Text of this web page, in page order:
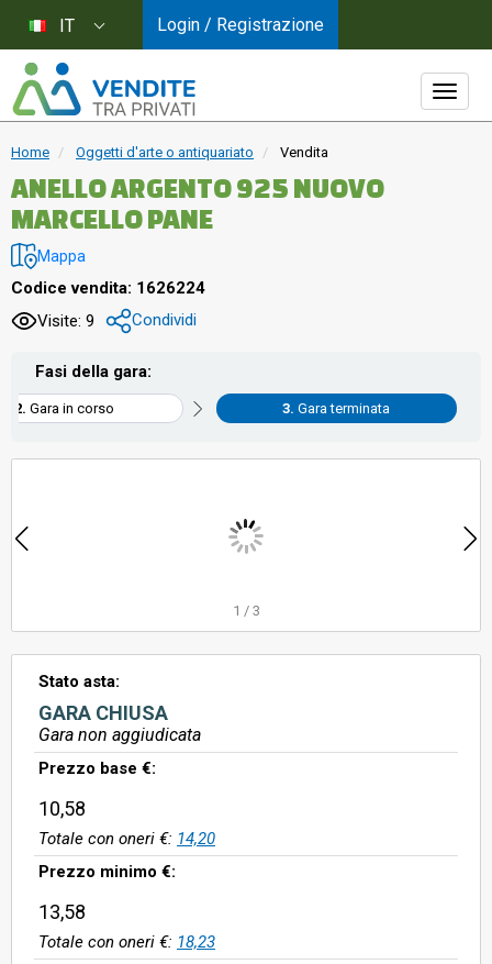
Home Oggetti d'arte o antiquariato Vendita
ANELLO ARGENTO 925 NUOVO
MARCELLO PANE
Mappa
Codice vendita: 1626224
Visite: 9
Condividi
Fasi della gara:
Gara in corso Gara terminata
1 / 3
Stato asta:
GARA CHIUSA
Gara non aggiudicata
Prezzo base €:
10,58
Totale con oneri €: 14,20
Prezzo minimo €:
13,58
Totale con oneri €: 18,23
IT Login / Registrazione